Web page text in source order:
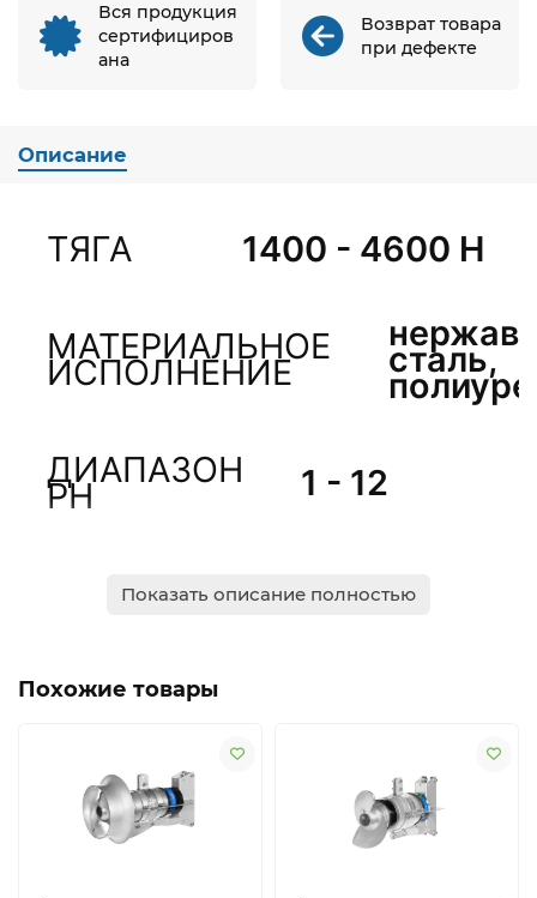
Вся продукция
сертифициров
ана
Возврат товара
при дефекте
Описание
ТЯГА 1400 - 4600 Н
МАТЕРИАЛЬНОЕ
ИСПОЛНЕНИЕ сталь,
ДИАПАЗОН
PH 1 - 12
МАКСИМАЛЬНАЯ
ПЛОТНОСТЬ
1100
кг/
ТЕМПЕРАТУРА
СРЕДЫ
ДИАМЕТР
Показать описание полностью
Похожие товары